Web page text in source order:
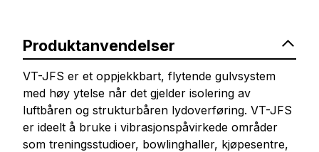
Produktanvendelser
VT-JFS er et oppjekkbart, flytende gulvsystem
med høy ytelse når det gjelder isolering av
luftbåren og strukturbåren lydoverføring. VT-JFS
er ideelt å bruke i vibrasjonspåvirkede områder
som treningsstudioer, bowlinghaller, kjøpesentre,